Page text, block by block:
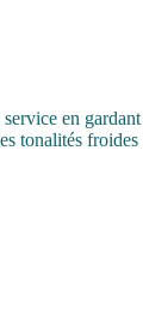
en gardant
tonalités froides